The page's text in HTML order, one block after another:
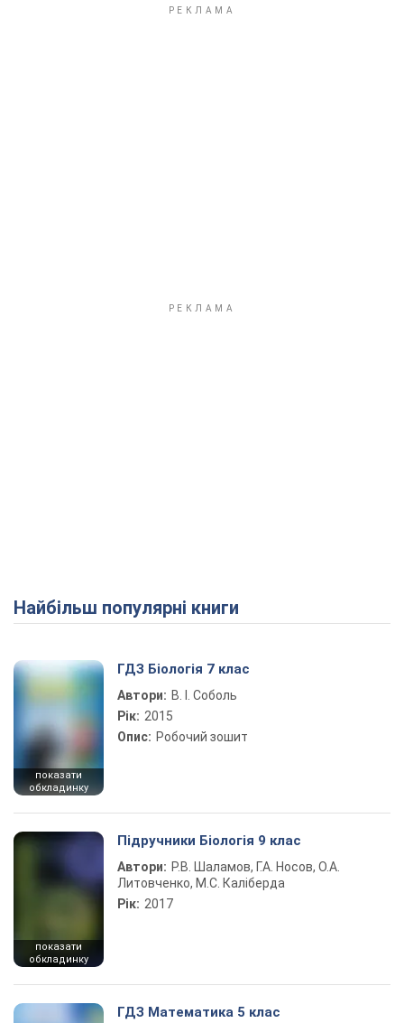
Найбільш популярні книги
показати
обкладинку
ГДЗ Біологія 7 клас
Автори: В. І. Соболь
Рік: 2015
Опис: Робочий зошит
показати
обкладинку
Підручники Біологія 9 клас
Автори: Р.В. Шаламов, Г.А. Носов, О.А.
Литовченко, М.С. Каліберда
Рік: 2017
ГДЗ Математика 5 клас